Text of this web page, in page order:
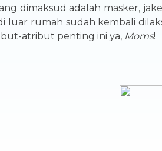
dimaksud adalah masker,
luar rumah sudah kembali
atribut penting ini ya, Moms!